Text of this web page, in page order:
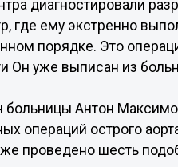
диагностировали
где ему экстренно
порядке. Это
Он уже выписан из
больницы Антон
операций острого
проведено шесть